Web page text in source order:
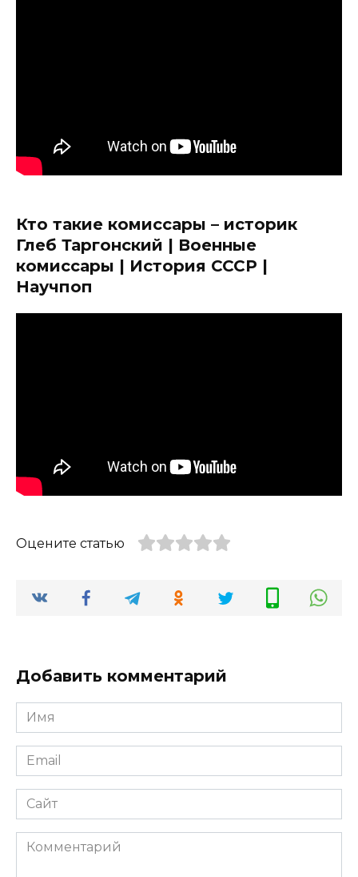
Кто такие комиссары – историк
Глеб Таргонский | Военные
комиссары | История СССР |
Научпоп
Оцените статью
Добавить комментарий
Имя
*
Email
*
Сайт
Комментарий